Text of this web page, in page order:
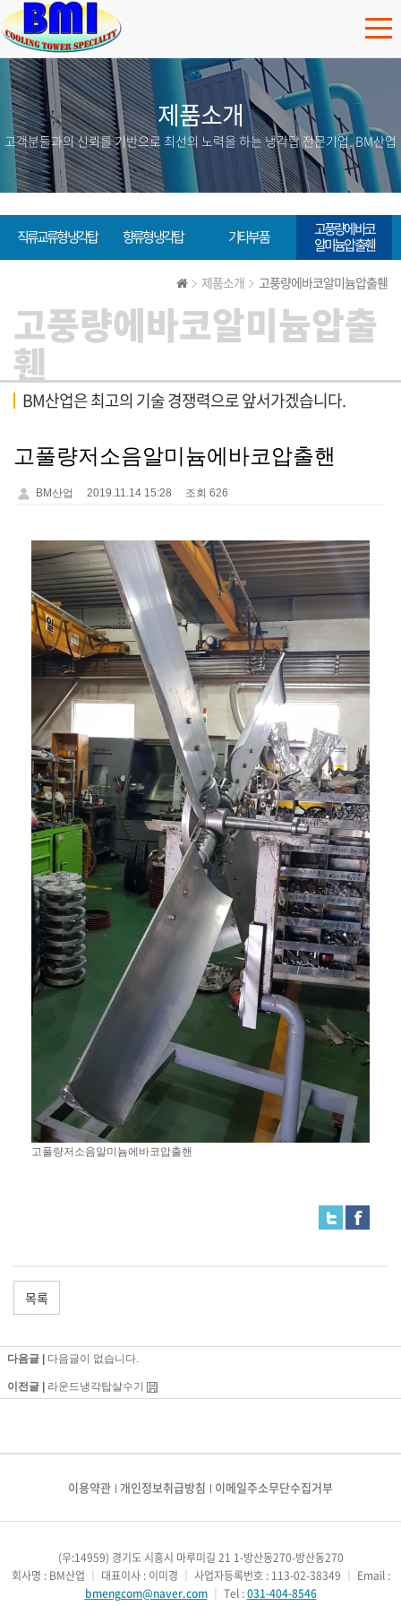
제품소개
고객분들과의 신뢰를 기반으로 최선의 노력을 하는 냉각탑 전문기업, BM산업
직류교류형냉각탑 향류형 냉각탑 기타부품
고풍량에바코
알미늄압출휀
제품소개 고풍량에바코알미늄압출휀
고풍량에바코알미늄압출
휀
BM산업은 최고의 기술 경쟁력으로 앞서가겠습니다.
고풀량저소음알미늄에바코압출핸
BM산업 2019.11.14 15:28 조회 626
고풀량저소음알미늄에바코압출핸
목록
다음글 | 다음글이 없습니다.
이전글 | 라운드냉각탑살수기
이용약관 개인정보취급방침 이메일주소무단수집거부
(우:14959) 경기도 시흥시 마루미길 21 1-방산동270-방산동270
회사명 : BM산업
대표이사 : 이미경 사업자등록번호 : 113-02-38349
Email :
bmengcom@naver.com｜ Tel :031-404-8546